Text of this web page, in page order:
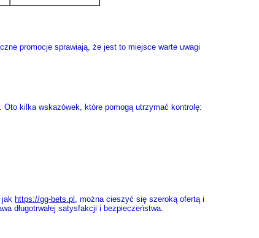
promocje sprawiają, że jest to miejsce warte uwagi
Oto kilka wskazówek, które pomogą utrzymać kontrolę:
jak https://gg-bets.pl , można cieszyć się szeroką ofertą i
długotrwałej satysfakcji i bezpieczeństwa.